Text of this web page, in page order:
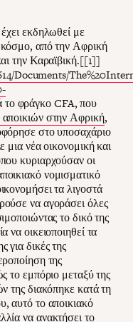
εκδηλωθεί με
από την Αφρική
την Καραϊβική.[[1]]
Documents/
φράγκο CFA, που
στην Αφρική,
στο υποσαχάριο
μια νέα οικονομική και
κυριαρχούσαν οι
νομισματικό
τα λιγοστά
να αγοράσει όλες
το δικό της
οικειοποιηθεί τα
για δικές της
της
το εμπόριο μεταξύ της
της διακόπηκε κατά τη
αυτό το αποικιακό
να ανακτήσει το